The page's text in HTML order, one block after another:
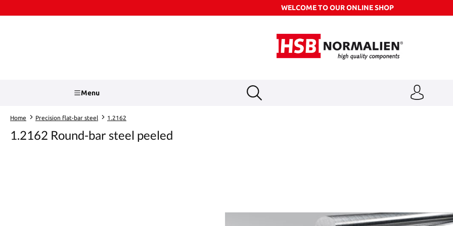
WELCOME TO OUR ONLINE SHOP
Menu
Home Precision flat-bar steel 1.2162
1.2162 Round-bar steel peeled